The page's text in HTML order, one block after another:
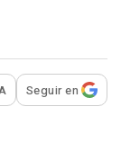
para
Seguir en